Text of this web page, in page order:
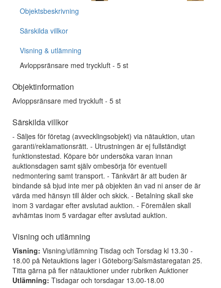
Objektsbeskrivning
Särskilda villkor
Visning & utlämning
Avloppsränsare med tryckluft - 5 st
Objektinformation
Avloppsränsare med tryckluft - 5 st
Särskilda villkor
- Säljes för företag (avvecklingsobjekt) via nätauktion, utan
garanti/reklamationsrätt. - Utrustningen är ej fullständigt
funktionstestad. Köpare bör undersöka varan innan
auktionsdagen samt själv ombesörja för eventuell
nedmontering samt transport. - Tänkvärt är att buden är
bindande så bjud inte mer på objekten än vad ni anser de är
värda med hänsyn till ålder och skick. - Betalning skall ske
inom 3 vardagar efter avslutad auktion. - Föremålen skall
avhämtas inom 5 vardagar efter avslutad auktion.
Visning och utlämning
Visning: Visning/utlämning Tisdag och Torsdag kl 13.30 -
18.00 på Netauktions lager i Göteborg/Salsmästaregatan 25.
Titta gärna på fler nätauktioner under rubriken Auktioner
Utlämning: Tisdagar och torsdagar 13.00-18.00